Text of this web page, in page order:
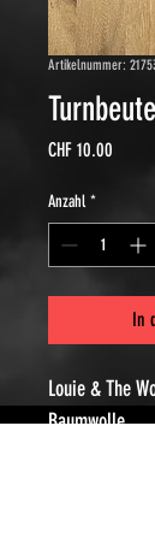
Artikelnummer:
CHF 10.00
Anzahl *
In
Louie & The
Baumwolle